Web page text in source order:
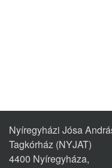
Nyíregyházi Jósa
Tagkórház (NYJAT)
4400 Nyíregyháza,